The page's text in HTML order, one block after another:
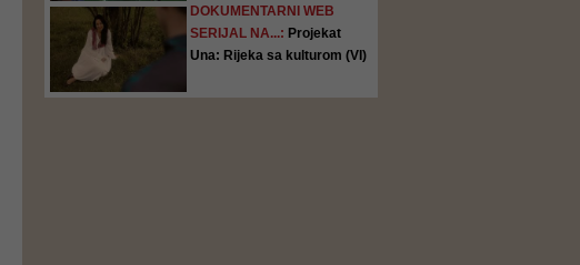
DOKUMENTARNI WEB
SERIJAL NA...: Projekat
Una: Rijeka sa kulturom (VI)